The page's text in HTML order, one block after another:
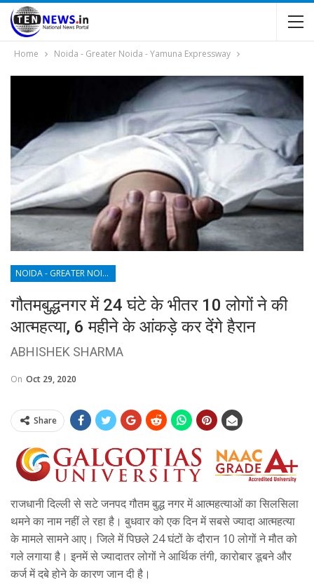
Home Noida - Greater Noida - Yamuna Expressway
NOIDA - GREATER NOIDA - YAMUNA EXPRESSWAY
गौतमबुद्धनगर में 24 घंटे के भीतर 10 लोगों ने की
आत्महत्या, 6 महीने के आंकड़े कर देंगे हैरान
ABHISHEK SHARMA
On Oct 29, 2020
Share
राजधानी दिल्ली से सटे जनपद गौतम बुद्ध नगर में आत्महत्याओं का सिलसिला
थमने का नाम नहीं ले रहा है। बुधवार को एक दिन में सबसे ज्यादा आत्महत्या
के मामले सामने आए। जिले में पिछले 24 घंटों के दौरान 10 लोगों ने मौत को
गले लगाया है। इनमें से ज्यादातर लोगों ने आर्थिक तंगी, कारोबार डूबने और
कर्ज में दबे होने के कारण जान दी है।